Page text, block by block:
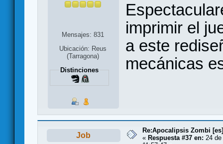
Mensajes: 831
Ubicación: Reus
(Tarragona)
Distinciones
imprimir el
a este
mecánicas
Job
Re:Apocalipsis Zombi [es]
« Respuesta #37 en: 24